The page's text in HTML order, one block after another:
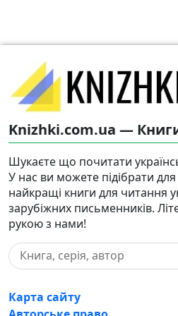
Knizhki.com.ua —
Шукаєте що почитати
У нас ви можете підібрати для
найкращі книги для читання
зарубіжних письменників.
рукою з нами!
Карта сайту